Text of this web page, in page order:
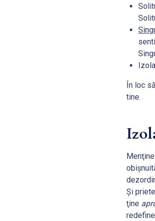
În loc
tine.
Şi
ţine